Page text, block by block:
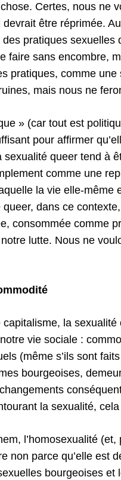
Certes, nous ne
être réprimée.
pratiques sexuelles
faire sans encombre,
pratiques, comme
mais nous ne
» (car tout est
pour affirmer
queer tend à
comme une
la vie elle-même
dans ce
consommée comme
lutte. Nous ne
la
vie sociale :
(même s’ils sont
bourgeoises,
la sexualité,
l’homosexualité
non parce qu’elle est
bourgeoises